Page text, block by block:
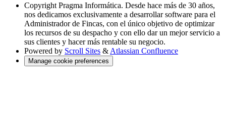
Copyright Pragma Informática. Desde hace más de 30 años,
nos dedicamos exclusivamente a desarrollar software para el
Administrador de Fincas, con el único objetivo de optimizar
los recursos de su despacho y con ello dar un mejor servicio a
sus clientes y hacer más rentable su negocio.
Powered by Scroll Sites & Atlassian Confluence
Manage cookie preferences